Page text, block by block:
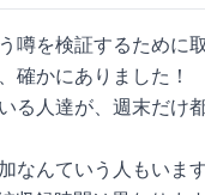
噂を検証するために
確かにありました！
る人達が、週末だけ
なんていう人もいま